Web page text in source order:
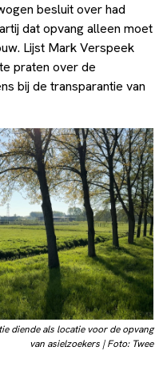
besluit over had
dat opvang alleen moet
Lijst Mark Verspeek
praten over de
bij de transparantie van
diende als locatie voor de opvang
van asielzoekers | Foto: Twee